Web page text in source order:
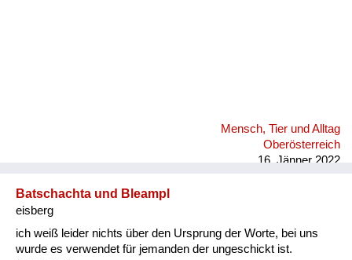
Mensch, Tier und Alltag
Oberösterreich
16. Jänner 2022
Batschachta und Bleampl
eisberg
ich weiß leider nichts über den Ursprung der Worte, bei uns
wurde es verwendet für jemanden der ungeschickt ist.